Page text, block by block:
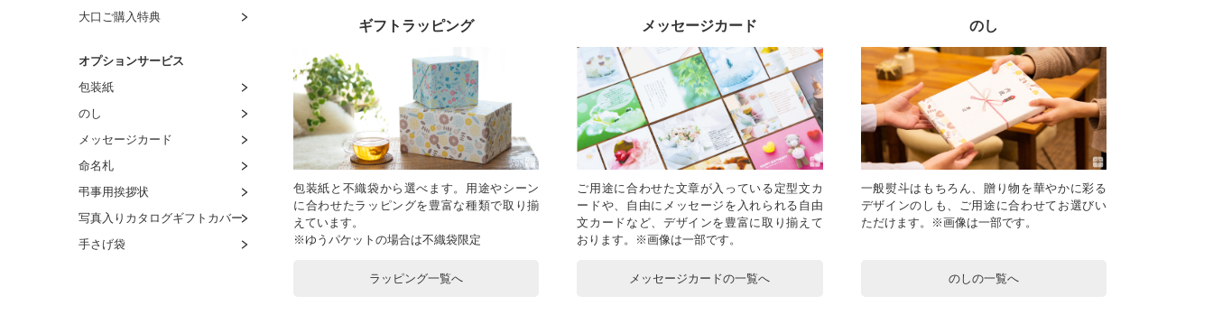
大口ご購入特典
オプションサービス
包装紙
のし
メッセージカード
命名札
弔事用挨拶状
写真入りカタログギフトカバー
手さげ袋
ギフトラッピング
包装紙と不織袋から選べます。用途やシーン
に合わせたラッピングを豊富な種類で取り揃
えています。
※ゆうパケットの場合は不織袋限定
ラッピング一覧へ
メッセージカード
ご用途に合わせた文章が入っている定型文カ
ードや、自由にメッセージを入れられる自由
文カードなど、デザインを豊富に取り揃えて
おります。※画像は一部です。
メッセージカードの一覧へ
のし
一般熨斗はもちろん、贈り物を華やかに彩る
デザインのしも、ご用途に合わせてお選びい
ただけます。※画像は一部です。
のしの一覧へ